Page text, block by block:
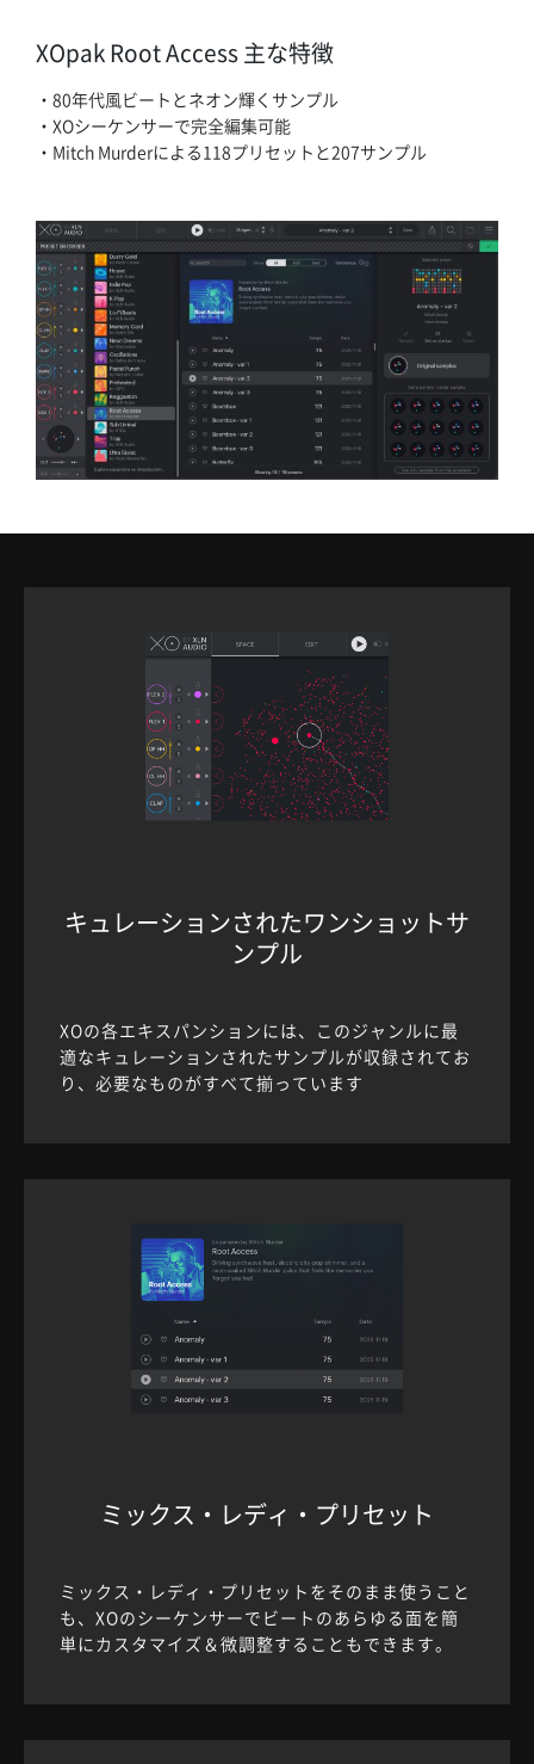
マイアカウント
XOpak Root Access 主な特徴
・80年代風ビートとネオン輝くサンプル
・XOシーケンサーで完全編集可能
・Mitch Murderによる118プリセットと207サンプル
キュレーションされたワンショットサ
ンプル
XOの各エキスパンションには、このジャンルに最
適なキュレーションされたサンプルが収録されてお
り、必要なものがすべて揃っています
ミックス・レディ・プリセット
ミックス・レディ・プリセットをそのまま使うこと
も、XOのシーケンサーでビートのあらゆる面を簡
単にカスタマイズ＆微調整することもできます。